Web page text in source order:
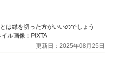
は縁を切った方がいいのでしょう
ル画像：PIXTA
更新日：2025年08月25日